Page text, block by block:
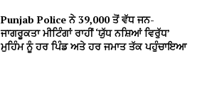
Punjab Police ਨੇ 39,000 ਤੋਂ ਵੱਧ ਜਨ-
ਜਾਗਰੂਕਤਾ ਮੀਟਿੰਗਾਂ ਰਾਹੀਂ ‘ਯੁੱਧ ਨਸ਼ਿਆਂ ਵਿਰੁੱਧ’
ਮੁਹਿੰਮ ਨੂੰ ਹਰ ਪਿੰਡ ਅਤੇ ਹਰ ਜਮਾਤ ਤੱਕ ਪਹੁੰਚਾਇਆ